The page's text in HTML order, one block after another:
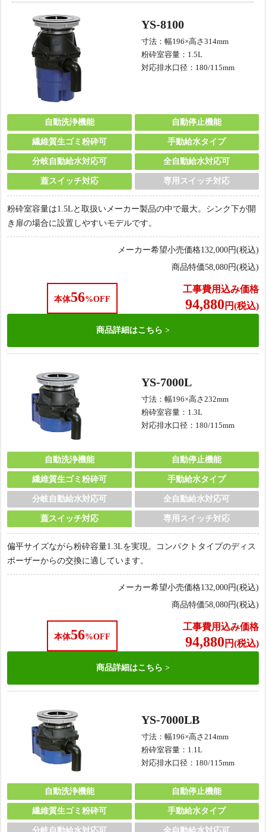
YS-8100
寸法：幅196×高さ314mm
粉砕室容量：1.5L
対応排水口径：180/115mm
自動洗浄機能 自動停止機能
繊維質生ゴミ粉砕可 手動給水タイプ
分岐自動給水対応可 全自動給水対応可
蓋スイッチ対応 専用スイッチ対応
粉砕室容量は1.5Lと取扱いメーカー製品の中で最大。シンク下が開
き扉の場合に設置しやすいモデルです。
本体56%OFF
メーカー希望小売価格132,000円(税込)
商品特価58,080円(税込)
工事費用込み価格
94,880 円(税込)
商品詳細はこちら
YS-7000L
寸法：幅196×高さ232mm
粉砕室容量：1.3L
対応排水口径：180/115mm
自動洗浄機能 自動停止機能
繊維質生ゴミ粉砕可 手動給水タイプ
分岐自動給水対応可 全自動給水対応可
蓋スイッチ対応 専用スイッチ対応
偏平サイズながら粉砕容量1.3Lを実現。コンパクトタイプのディス
ポーザーからの交換に適しています。
本体56%OFF
メーカー希望小売価格132,000円(税込)
商品特価58,080円(税込)
工事費用込み価格
94,880 円(税込)
商品詳細はこちら
YS-7000LB
寸法：幅196×高さ214mm
粉砕室容量：1.1L
対応排水口径：180/115mm
自動洗浄機能 自動停止機能
繊維質生ゴミ粉砕可 手動給水タイプ